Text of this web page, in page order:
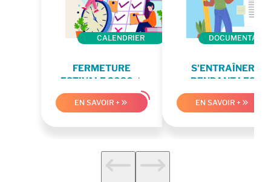
CALENDRIER
FERMETURE
ESTIVALE 2026 ☀️
EN SAVOIR +
S'ENTRAÎNER
PENDANT LES
VACANCES
EN SAVOIR +
next next